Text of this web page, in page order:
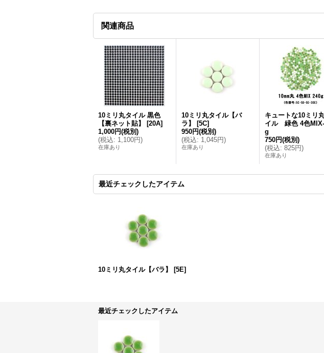
関連商品
10ミリ丸タイル 黒色
【裏ネット貼】
[20A]
1,000円(税別)
(税込: 1,100円)
在庫あり
10ミリ丸タイル【バ
ラ】
[5C]
950円(税別)
(税込: 1,045円)
在庫あり
キュートな10ミリ
イル 緑色 4色
g
750円(税別)
(税込: 825円)
在庫あり
最近チェックしたアイテム
10ミリ丸タイル【バラ】 [5E]
最近チェックしたアイテム